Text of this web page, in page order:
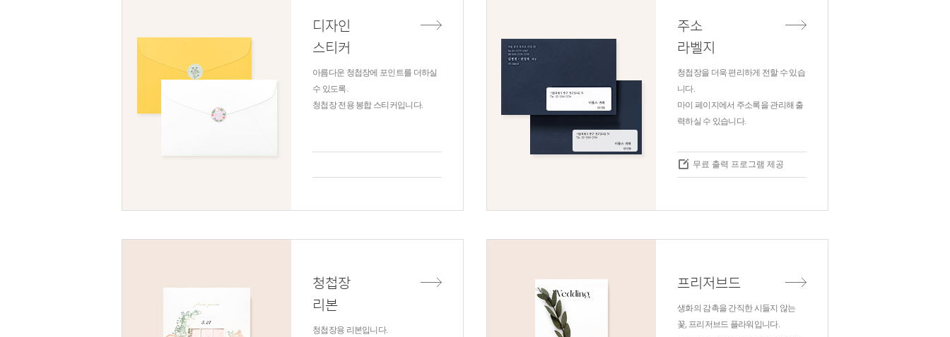
디자인
스티커
아름다운 청첩장에 포인트를 더하실
수 있도록.
청첩장 전용 봉합 스티커입니다.
주소
라벨지
청첩장을 더욱 편리하게 전할 수 있습
니다.
마이 페이지에서 주소록을 관리해 출
력하실 수 있습니다.
무료 출력 프로그램 제공
청첩장
리본
청첩장용 리본입니다.
프리저브드
생화의 감촉을 간직한 시들지 않는
꽃, 프리저브드 플라워입니다.